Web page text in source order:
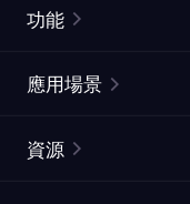
靜態住宅代理
功能
ISP代理
應用場景
資源